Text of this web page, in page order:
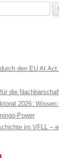
den EU AI
die
2026:
Power
im VFLL –